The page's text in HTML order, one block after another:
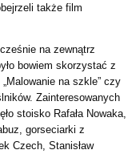
także film
na zewnątrz
bowiem skorzystać z
na szkle” czy
Zainteresowanych
stoisko Rafała Nowaka,
gorseciarki z
Czech, Stanisław